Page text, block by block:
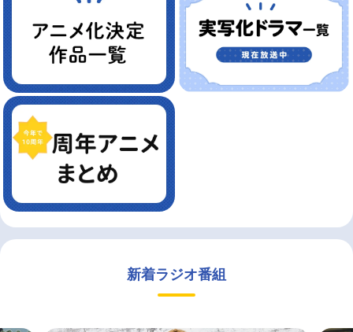
新着ラジオ番組